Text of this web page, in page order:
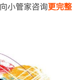
小管家咨询更完整